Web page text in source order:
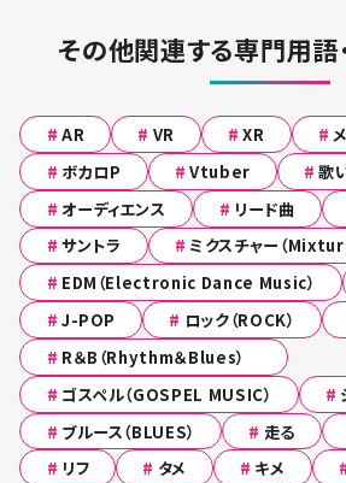
その他関連する専門用語
# AR # VR # XR #
# ボカロP # Vtuber # 歌
# オーディエンス # リード曲
# サントラ # ミクスチャー（
# EDM（Electronic Dance Music）
# J-POP # ロック（ROCK）
# R＆B（Rhythm＆Blues）
# ゴスペル（GOSPEL MUSIC） #
# ブルース（BLUES） # 走る
# リフ # タメ # キメ